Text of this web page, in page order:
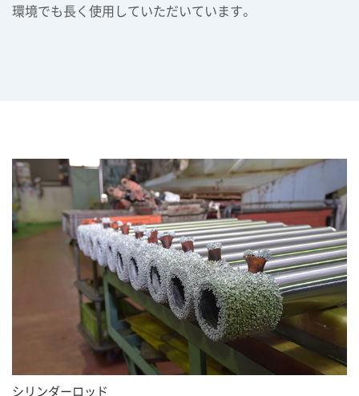
環境でも長く使用していただいています。
シリンダーロッド